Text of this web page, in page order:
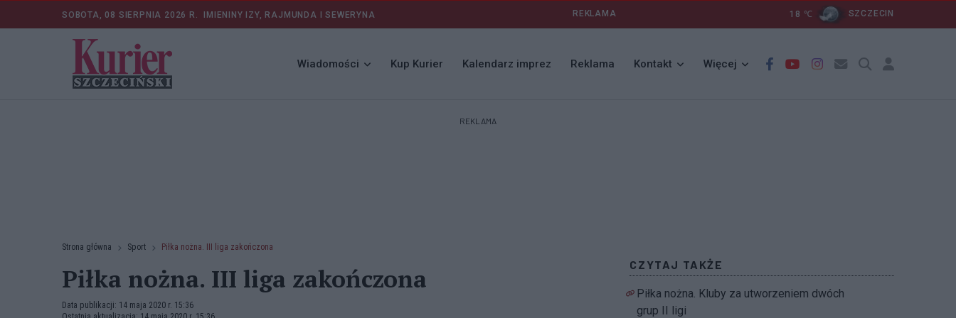
SOBOTA, 08 SIERPNIA 2026 R. IMIENINY IZY, RAJMUNDA I SEWERYNA REKLAMA 18 ℃ SZCZECIN
Wiadomości Kup Kurier Kalendarz imprez Reklama Kontakt Więcej
REKLAMA
Strona główna Sport Piłka nożna. III liga zakończona
Piłka nożna. III liga zakończona
Data publikacji: 14 maja 2020 r. 15:36
CZYTAJ TAKŻE
Piłka nożna. Kluby za utworzeniem dwóch
grup II ligi